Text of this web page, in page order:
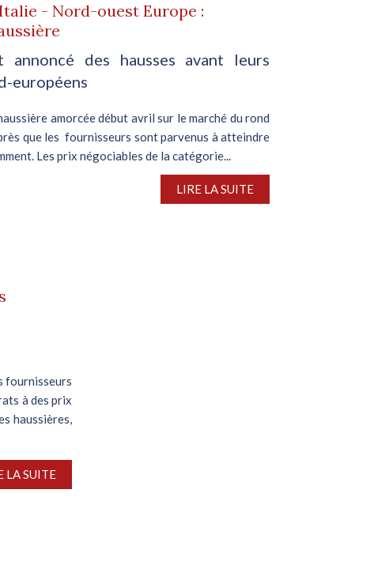
- Nord-ouest Europe :
annoncé des hausses avant leurs
européens
amorcée début avril sur le marché du rond
que les fournisseurs sont parvenus à atteindre
Les prix négociables de la catégorie...
LIRE LA SUITE
fournisseurs
à des prix
haussières,
LA SUITE